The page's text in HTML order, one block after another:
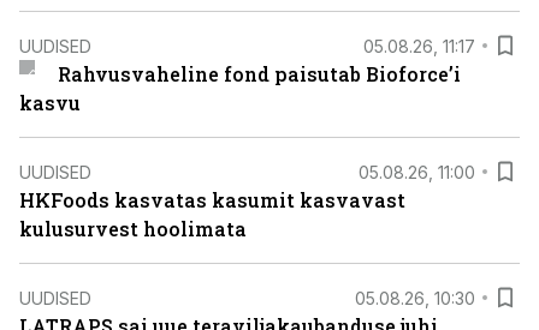
UUDISED 05.08.26, 11:17
Rahvusvaheline fond paisutab Bioforce’i
kasvu
UUDISED 05.08.26, 11:00
HKFoods kasvatas kasumit kasvavast
kulusurvest hoolimata
UUDISED 05.08.26, 10:30